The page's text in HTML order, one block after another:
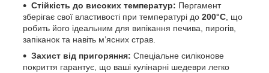
Стійкість до високих температур: Пергамент
зберігає свої властивості при температурі до 200°C , що
робить його ідеальним для випікання печива, пирогів,
запіканок та навіть м’ясних страв.
Захист від пригоряння: Спеціальне силіконове
покриття гарантує, що ваші кулінарні шедеври легко